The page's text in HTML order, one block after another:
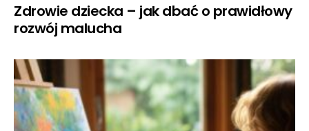
Zdrowie dziecka – jak dbać o prawidłowy
rozwój malucha